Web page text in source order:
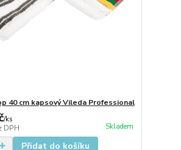
40 cm kapsový Vileda Professional
/ks
DPH Skladem
Přidat do košíku